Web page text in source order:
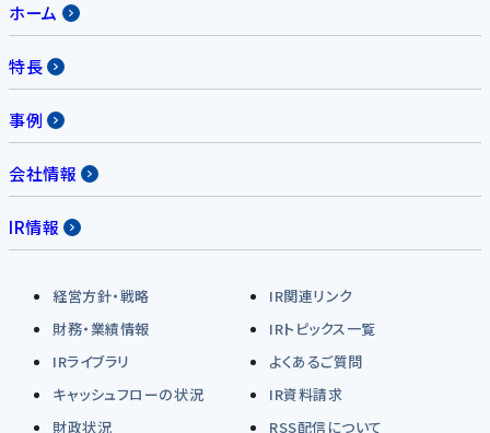
ホーム
特長
事例
会社情報
IR情報
経営方針・戦略
IR関連リンク
財務・業績情報
IRトピックス一覧
IRライブラリ
よくあるご質問
キャッシュフローの状況
IR資料請求
財政状況
RSS配信について